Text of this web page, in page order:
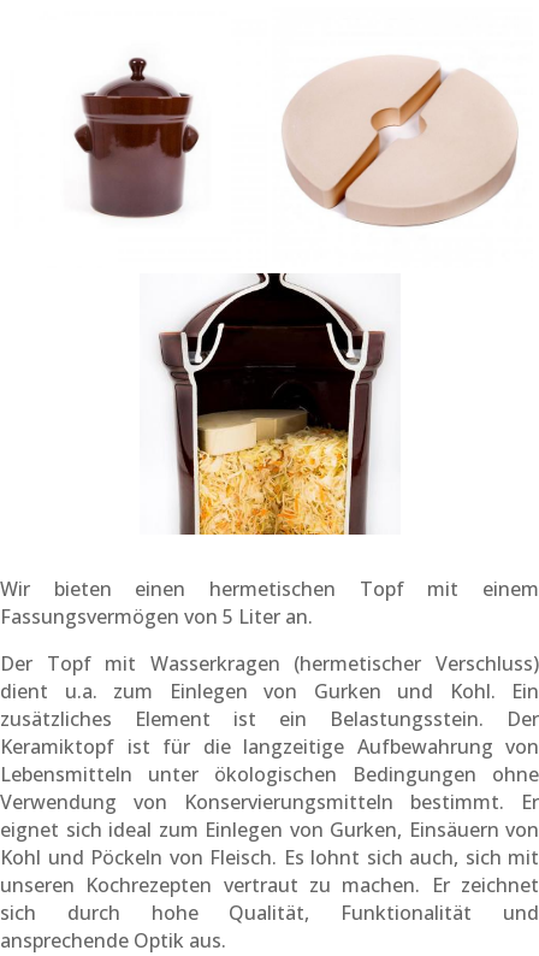
Wir bieten einen hermetischen Topf mit einem
Fassungsvermögen von 5 Liter an.
Der Topf mit Wasserkragen (hermetischer Verschluss)
dient u.a. zum Einlegen von Gurken und Kohl. Ein
zusätzliches Element ist ein Belastungsstein. Der
Keramiktopf ist für die langzeitige Aufbewahrung von
Lebensmitteln unter ökologischen Bedingungen ohne
Verwendung von Konservierungsmitteln bestimmt. Er
eignet sich ideal zum Einlegen von Gurken, Einsäuern von
Kohl und Pöckeln von Fleisch. Es lohnt sich auch, sich mit
unseren Kochrezepten vertraut zu machen. Er zeichnet
sich durch hohe Qualität, Funktionalität und
ansprechende Optik aus.